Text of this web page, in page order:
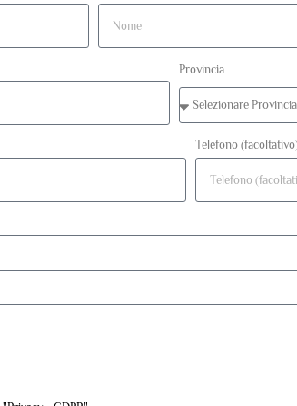
Provincia
Telefono